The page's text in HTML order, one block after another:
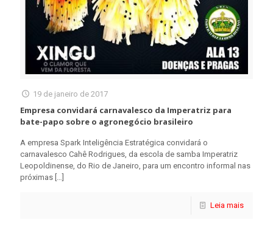
19 de janeiro de 2017
Empresa convidará carnavalesco da Imperatriz para
bate-papo sobre o agronegócio brasileiro
A empresa Spark Inteligência Estratégica convidará o
carnavalesco Cahê Rodrigues, da escola de samba Imperatriz
Leopoldinense, do Rio de Janeiro, para um encontro informal nas
próximas […]
Leia mais